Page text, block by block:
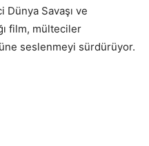
Dünya Savaşı ve
film, mülteciler
seslenmeyi sürdürüyor.